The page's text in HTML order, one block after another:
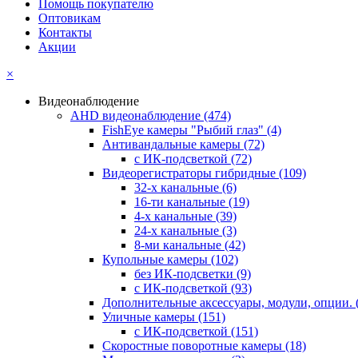
Помощь покупателю
Оптовикам
Контакты
Акции
×
Видеонаблюдение
AHD видеонаблюдение (474)
FishEye камеры "Рыбий глаз" (4)
Антивандальные камеры (72)
с ИК-подсветкой (72)
Видеорегистраторы гибридные (109)
32-х канальные (6)
16-ти канальные (19)
4-х канальные (39)
24-х канальные (3)
8-ми канальные (42)
Купольные камеры (102)
без ИК-подсветки (9)
с ИК-подсветкой (93)
Дополнительные аксессуары, модули, опции.
Уличные камеры (151)
с ИК-подсветкой (151)
Скоростные поворотные камеры (18)